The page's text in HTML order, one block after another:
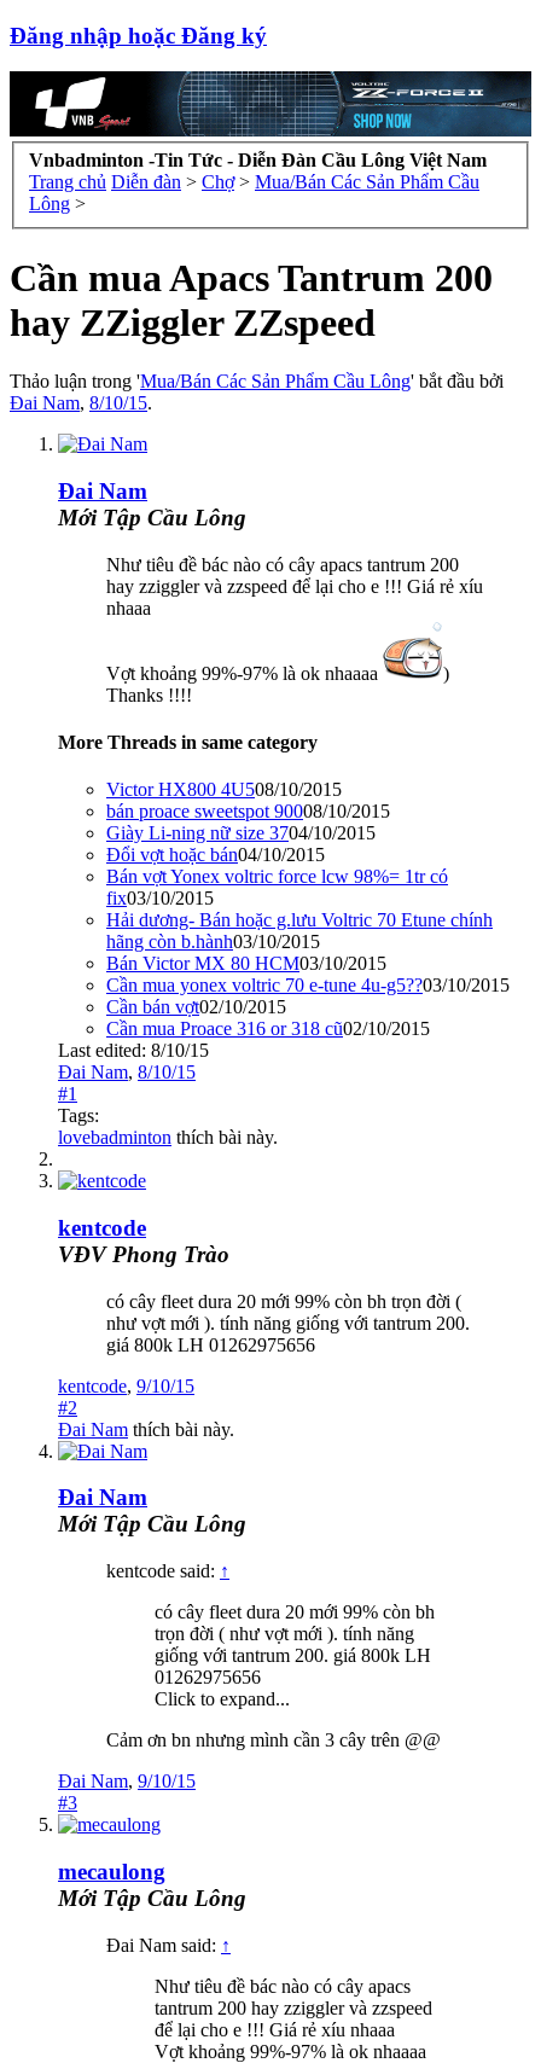
Đăng nhập hoặc Đăng ký
Vnbadminton -Tin Tức - Diễn Đàn Cầu Lông Việt Nam
Trang chủ Diễn đàn > Chợ > Mua/Bán Các Sản Phẩm Cầu
Lông >
Cần mua Apacs Tantrum 200
hay ZZiggler ZZspeed
Thảo luận trong 'Mua/Bán Các Sản Phẩm Cầu Lông' bắt đầu bởi
Đai Nam, 8/10/15.
Đai Nam
Mới Tập Cầu Lông
Như tiêu đề bác nào có cây apacs tantrum 200
hay zziggler và zzspeed để lại cho e !!! Giá rẻ xíu
nhaaa
Vợt khoảng 99%-97% là ok nhaaaa
)
Thanks !!!!
More Threads in same category
Victor HX800 4U508/10/2015
bán proace sweetspot 90008/10/2015
Giày Li-ning nữ size 3704/10/2015
Đổi vợt hoặc bán04/10/2015
Bán vợt Yonex voltric force lcw 98%= 1tr có
fix03/10/2015
Hải dương- Bán hoặc g.lưu Voltric 70 Etune chính
hãng còn b.hành03/10/2015
Bán Victor MX 80 HCM03/10/2015
Cần mua yonex voltric 70 e-tune 4u-g5??03/10/2015
Cần bán vợt02/10/2015
Cần mua Proace 316 or 318 cũ02/10/2015
Last edited: 8/10/15
Đai Nam, 8/10/15
#1
Tags:
lovebadminton thích bài này.
kentcode
VĐV Phong Trào
có cây fleet dura 20 mới 99% còn bh trọn đời (
như vợt mới ). tính năng giống với tantrum 200.
giá 800k LH 01262975656
kentcode, 9/10/15
#2
Đai Nam thích bài này.
Đai Nam
Mới Tập Cầu Lông
kentcode said: ↑
có cây fleet dura 20 mới 99% còn bh
trọn đời ( như vợt mới ). tính năng
giống với tantrum 200. giá 800k LH
01262975656
Click to expand...
Cảm ơn bn nhưng mình cần 3 cây trên @@
Đai Nam, 9/10/15
#3
mecaulong
Mới Tập Cầu Lông
Đai Nam said: ↑
Như tiêu đề bác nào có cây apacs
tantrum 200 hay zziggler và zzspeed
để lại cho e !!! Giá rẻ xíu nhaaa
Vợt khoảng 99%-97% là ok nhaaaa